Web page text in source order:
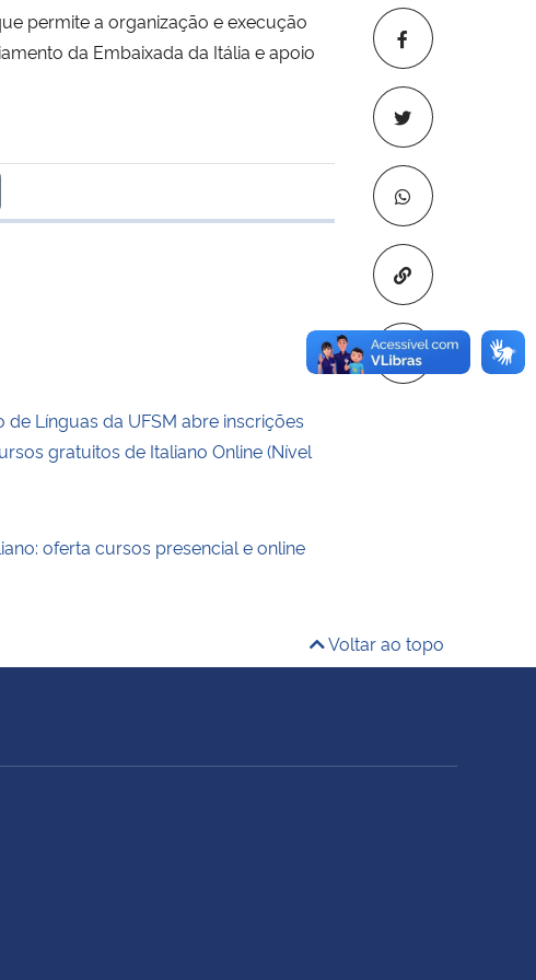
Copiar para
permite a organização e execução
da Embaixada da Itália e apoio
de transferência
de Línguas da UFSM abre inscrições
gratuitos de Italiano Online (Nível
oferta cursos presencial e online
Voltar ao topo